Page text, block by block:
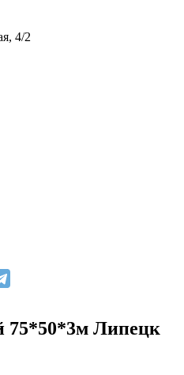
4/2
75*50*3м Липецк